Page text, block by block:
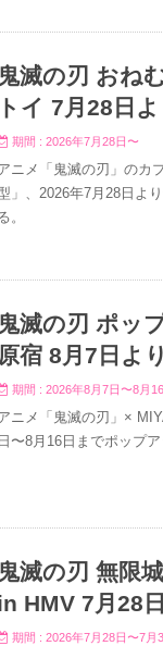
鬼滅の刃 おね
トイ 7月28日
期間 : 2026年7月28日〜
ニメ「鬼滅の刃」のカ
」、2026年7月28日よ
。
鬼滅の刃 ポッ
原宿 8月7日よ
期間 : 2026年8月7日〜8月
ニメ「鬼滅の刃」×
日〜8月16日までポップ
鬼滅の刃 無限
HMV 7月28
期間 : 2026年7月28日〜7月